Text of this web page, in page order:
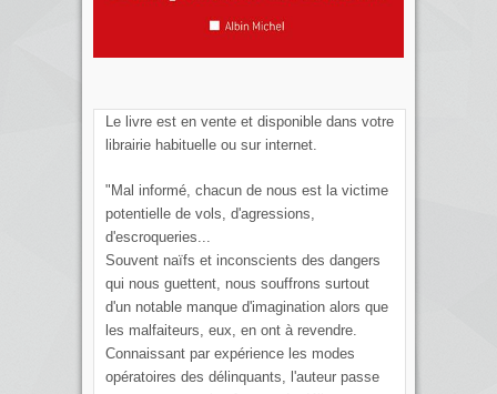
Le livre est en vente et disponible dans votre
librairie habituelle ou sur internet.
"Mal informé, chacun de nous est la victime
potentielle de vols, d'agressions,
d'escroqueries...
Souvent naïfs et inconscients des dangers
qui nous guettent, nous souffrons surtout
d'un notable manque d'imagination alors que
les malfaiteurs, eux, en ont à revendre.
Connaissant par expérience les modes
opératoires des délinquants, l'auteur passe